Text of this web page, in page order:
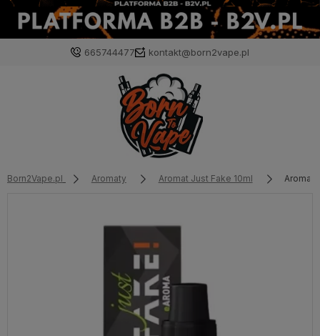
665744477 kontakt@born2vape.pl
Born2Vape.pl Aromaty Aromat Just Fake 10ml Aromat